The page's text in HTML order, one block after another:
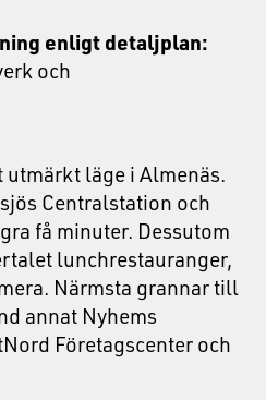
enligt detaljplan:
och
utmärkt läge i Almenäs.
Centralstation och
få minuter. Dessutom
lunchrestauranger,
Närmsta grannar till
annat Nyhems
Företagscenter och